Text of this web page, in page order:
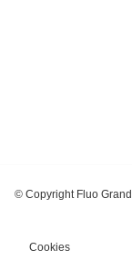
© Copyright Fluo
Cookies